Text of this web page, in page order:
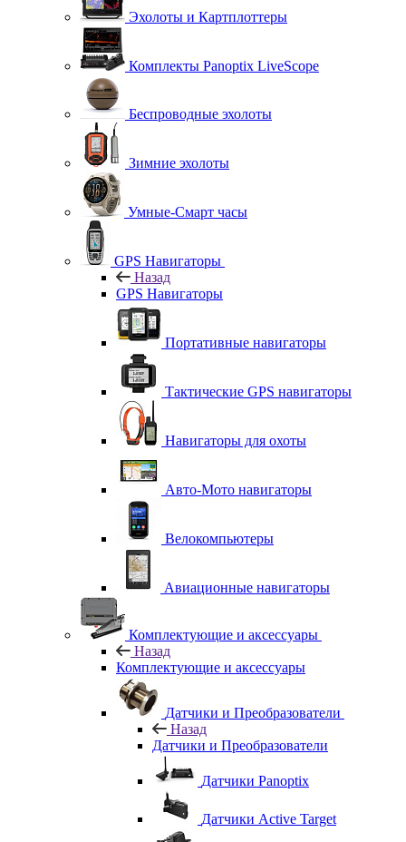
Эхолоты и Картплоттеры
Комплекты Panoptix LiveScope
Беспроводные эхолоты
Зимние эхолоты
Умные-Смарт часы
GPS Навигаторы
Назад
GPS Навигаторы
Портативные навигаторы
Тактические GPS навигаторы
Навигаторы для охоты
Авто-Мото навигаторы
Велокомпьютеры
Авиационные навигаторы
Комплектующие и аксессуары
Назад
Комплектующие и аксессуары
Датчики и Преобразователи
Назад
Датчики и Преобразователи
Датчики Panoptix
Датчики Active Target